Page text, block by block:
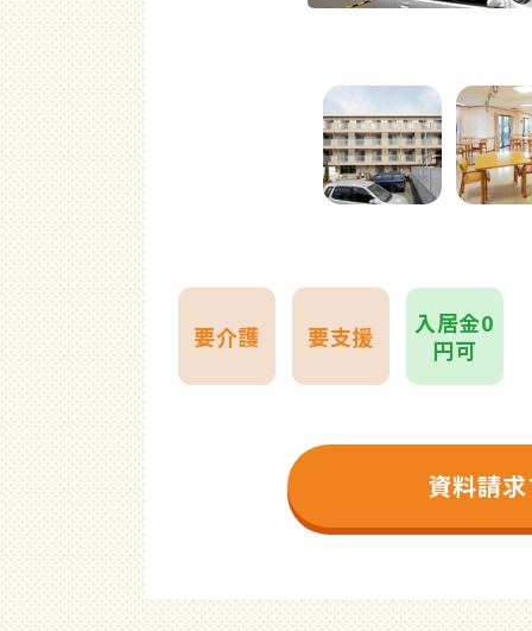
要介護 要支援
入居金0
円可
資料請